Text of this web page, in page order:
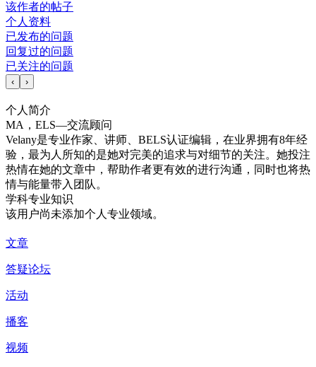
该作者的帖子
个人资料
已发布的问题
回复过的问题
已关注的问题
‹ ›
个人简介
MA，ELS—交流顾问
Velany是专业作家、讲师、BELS认证编辑，在业界拥有8年经
验，最为人所知的是她对完美的追求与对细节的关注。她投注
热情在她的文章中，帮助作者更有效的进行沟通，同时也将热
情与能量带入团队。
学科专业知识
该用户尚未添加个人专业领域。
文章
答疑论坛
活动
播客
视频